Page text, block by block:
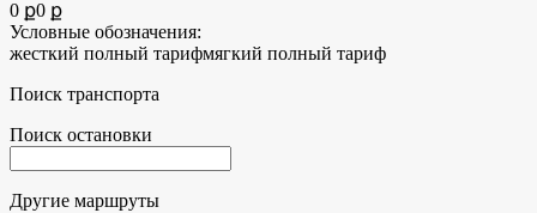
0 ք0 ք
Условные обозначения:
жесткий полный тарифмягкий полный тариф
Поиск транспорта
Поиск остановки
Другие маршруты